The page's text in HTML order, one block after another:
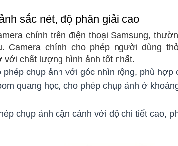
sắc nét, độ phân giải cao
chính trên điện thoại Samsung,
Camera chính cho phép người dùng
với chất lượng hình ảnh tốt nhất.
phép chụp ảnh với góc nhìn rộng, phù hợp
quang học, cho phép chụp ảnh ở
chụp ảnh cận cảnh với độ chi tiết cao,